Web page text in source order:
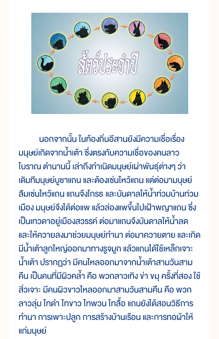
นอกจากนั้น ในท้องถิ่นอีสานยังมีความเชื่อเรื่อง
มนุษย์เกิดจากน้ำเต้า ซึ่งตรงกับความเชื่อของคนลาว
โบราณ ตำนานนี้ เล่าถึงกำเนิดมนุษย์เผ่าพันธุ์ต่างๆ ว่า
เดิมทีมนุษย์บูชาแถน และต้องเซ่นไหว้แถน แต่ต่อมามนุษย์
ลืมเซ่นไหว้แถน แถนจึงโกรธ และบันดาลให้น้ำท่วมบ้านท่วม
เมือง มนุษย์จึงได้ต่อแพ แล้วล่องแพขึ้นไปเฝ้าพญาแถน ซึ่ง
เป็นเทวดาอยู่เมืองสวรรค์ ต่อมาแถนจึงบันดาลให้น้ำลด
และให้ควายลงมาช่วยมนุษย์ทำนา ต่อมาควายตาย และเกิด
มีน้ำเต้าลูกใหญ่ออกมาทางรูจมูก แล้วแถนได้ใช้เหล็กเจาะ
น้ำเต้า ปรากฏว่า มีคนไหลออกมาจากน้ำเต้าสามวันสาม
คืน เป็นคนที่มีผิวคล้ำ คือ พวกลาวเทิง ข่า ขมุ ครั้งที่สอง ใช้
สิ่วเจาะ มีคนผิวขาวไหลออกมาสามวันสามคืน คือ พวก
ลาวลุ่ม ไทดำ ไทขาว ไทพวน ไทลื้อ แถนยังได้สอนวิธีการ
ทำนา การเพาะปลูก การสร้างบ้านเรือน และการทอผ้าให้
แก่มนุษย์